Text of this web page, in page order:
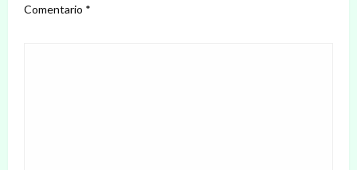
Comentario *